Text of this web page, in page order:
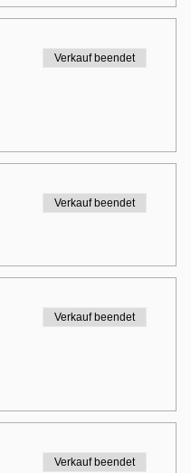
Verkauf beendet
Verkauf beendet
Verkauf beendet
Verkauf beendet